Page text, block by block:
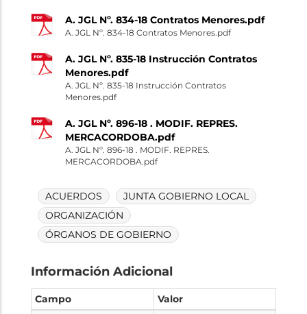
A. JGL Nº. 834-18 Contratos Menores.pdf
A. JGL Nº. 834-18 Contratos Menores.pdf
A. JGL Nº. 835-18 Instrucción Contratos
Menores.pdf
A. JGL Nº. 835-18 Instrucción Contratos
Menores.pdf
A. JGL Nº. 896-18 . MODIF. REPRES.
MERCACORDOBA.pdf
A. JGL Nº. 896-18 . MODIF. REPRES.
MERCACORDOBA.pdf
ACUERDOS
JUNTA GOBIERNO LOCAL
ORGANIZACIÓN
ÓRGANOS DE GOBIERNO
Información Adicional
Campo Valor